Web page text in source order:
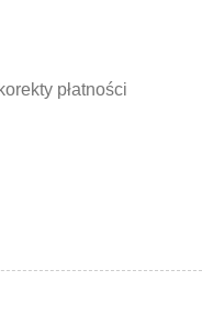
płatności